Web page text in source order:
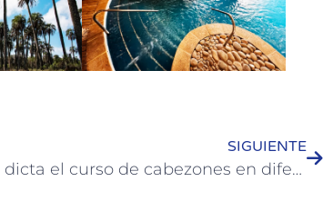
SIGUIENTE
Se dicta el curso de cabezones en diferentes barrios de Colón